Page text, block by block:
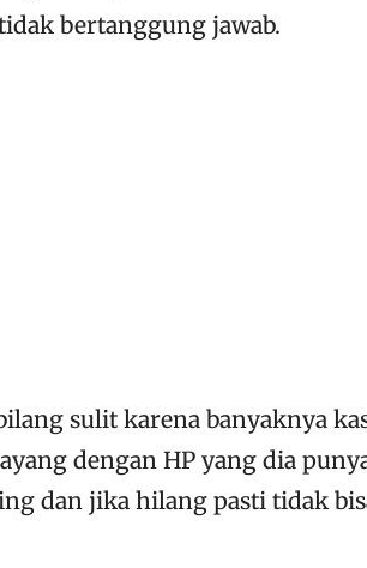
bertanggung jawab.
sulit karena banyaknya
dengan HP yang dia
dan jika hilang pasti tidak